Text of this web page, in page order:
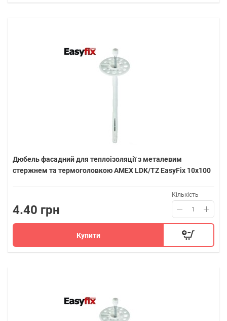
Дюбель фасадний для теплоізоляції з металевим
стержнем та термоголовкою AMEX LDK/TZ EasyFix 10х100
4.40 грн
Кількість
Купити